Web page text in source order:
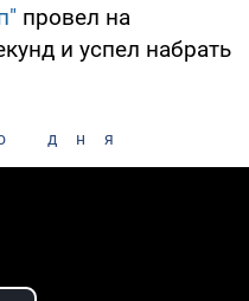
провел на
и успел набрать
дня